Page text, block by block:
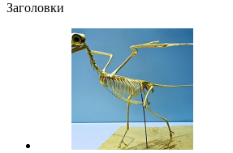
Заголовки